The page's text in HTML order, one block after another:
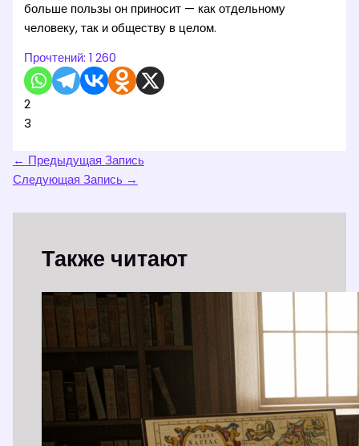
больше пользы он приносит — как отдельному
человеку, так и обществу в целом.
Прочтений: 1 260
2
3
← Предыдущая Запись
Следующая Запись →
Также читают